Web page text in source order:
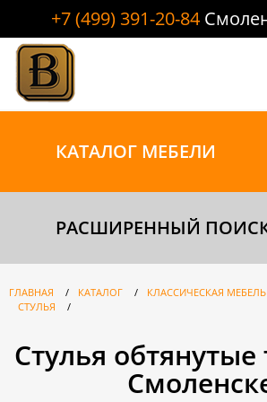
+7 (499) 391-20-84
КАТАЛОГ МЕБЕЛИ
РАСШИРЕННЫЙ
ГЛАВНАЯ / КАТАЛОГ / КЛАССИЧЕСКАЯ МЕБЕЛЬ
СТУЛЬЯ
/
Стулья